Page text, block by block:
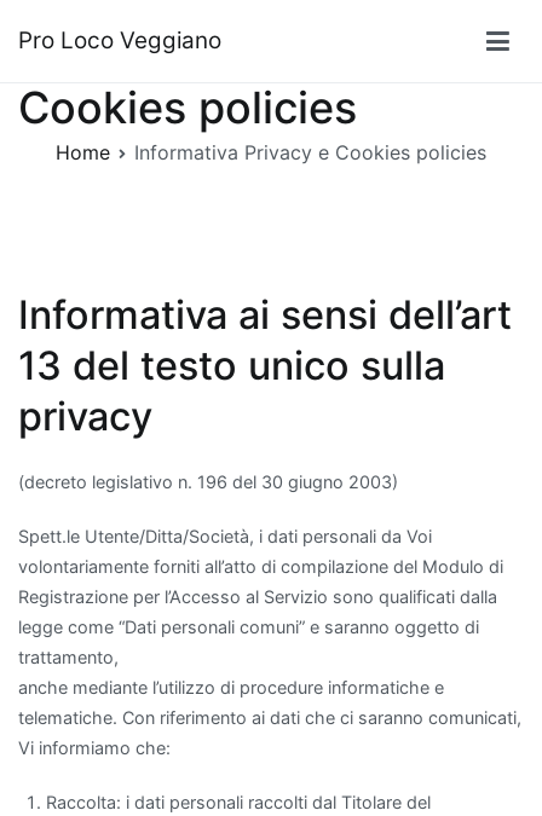
Pro Loco Veggiano
Informativa Privacy e
Cookies policies
Home Informativa Privacy e Cookies policies
Informativa ai sensi dell’art
13 del testo unico sulla
privacy
(decreto legislativo n. 196 del 30 giugno 2003)
Spett.le Utente/Ditta/Società, i dati personali da Voi
volontariamente forniti all’atto di compilazione del Modulo di
Registrazione per l’Accesso al Servizio sono qualificati dalla
legge come “Dati personali comuni” e saranno oggetto di
trattamento,
anche mediante l’utilizzo di procedure informatiche e
telematiche. Con riferimento ai dati che ci saranno comunicati,
Vi informiamo che:
Raccolta: i dati personali raccolti dal Titolare del